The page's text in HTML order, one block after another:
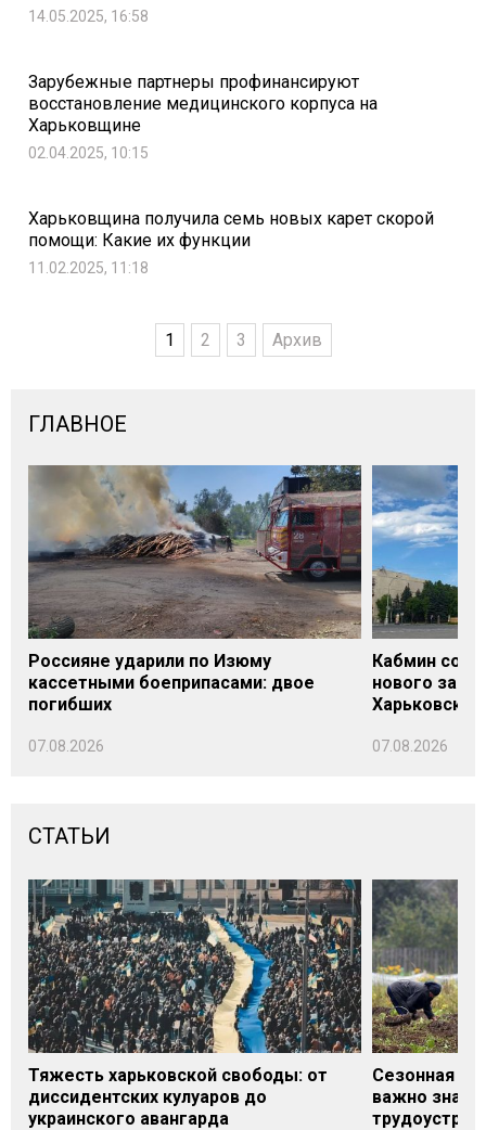
14.05.2025, 16:58
Зарубежные партнеры профинансируют
восстановление медицинского корпуса на
Харьковщине
02.04.2025, 10:15
Харьковщина получила семь новых карет скорой
помощи: Какие их функции
11.02.2025, 11:18
1 2 3 Архив
ГЛАВНОЕ
Россияне ударили по Изюму
кассетными боеприпасами: двое
погибших
07.08.2026
Кабмин
нового
07.08.2026
СТАТЬИ
Тяжесть харьковской свободы: от
диссидентских кулуаров до
украинского авангарда
Сезонная
важно знать